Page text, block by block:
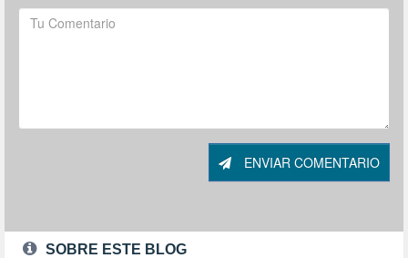
ENVIAR COMENTARIO
SOBRE ESTE BLOG